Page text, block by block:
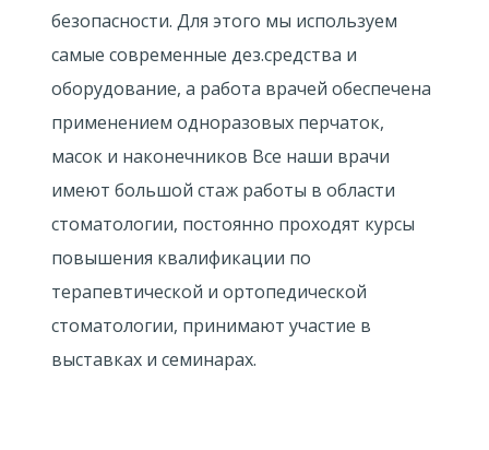
безопасности. Для этого мы используем
самые современные дез.средства и
оборудование, а работа врачей обеспечена
применением одноразовых перчаток,
масок и наконечников Все наши врачи
имеют большой стаж работы в области
стоматологии, постоянно проходят курсы
повышения квалификации по
терапевтической и ортопедической
стоматологии, принимают участие в
выставках и семинарах.